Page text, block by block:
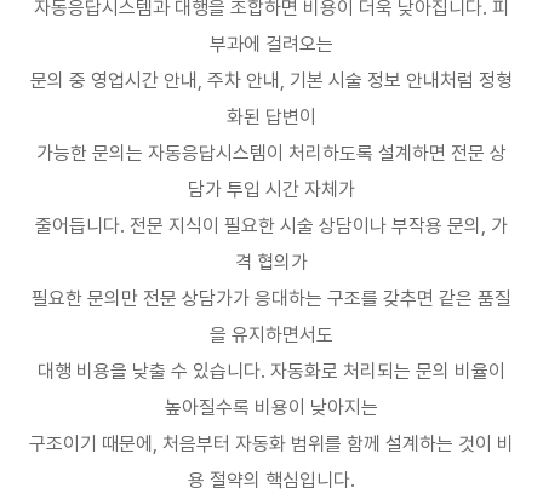
자동응답시스템과 대행을 조합하면 비용이 더욱 낮아집니다. 피
부과에 걸려오는
문의 중 영업시간 안내 , 주차 안내 , 기본 시술 정보 안내처럼 정형
화된 답변이
가능한 문의는 자동응답시스템이 처리하도록 설계하면 전문 상
담가 투입 시간 자체가
줄어듭니다. 전문 지식이 필요한 시술 상담이나 부작용 문의 , 가
격 협의가
필요한 문의만 전문 상담가가 응대하는 구조를 갖추면 같은 품질
을 유지하면서도
대행 비용을 낮출 수 있습니다. 자동화로 처리되는 문의 비율이
높아질수록 비용이 낮아지는
구조이기 때문에 , 처음부터 자동화 범위를 함께 설계하는 것이 비
용 절약의 핵심입니다.